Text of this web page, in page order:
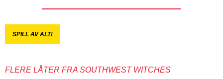
SPILL AV ALT!
FLERE LÅTER FRA SOUTHWEST WITCHES